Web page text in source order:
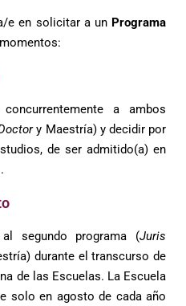
e en solicitar a un Programa
a ambos
y Maestría) y decidir por
de ser admitido(a) en
segundo programa (Juris
durante el transcurso de
de las Escuelas. La Escuela
solo en agosto de cada año